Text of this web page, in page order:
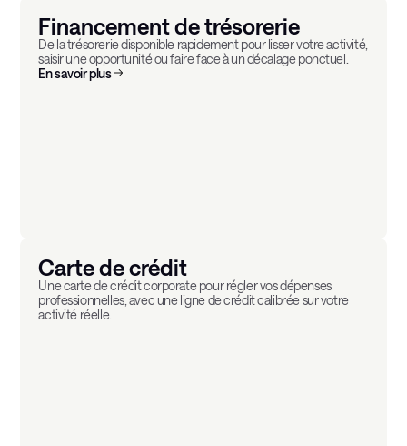
Financement de trésorerie
De la trésorerie disponible rapidement pour lisser votre activité,
saisir une opportunité ou faire face à un décalage ponctuel.
En savoir plus
Carte de crédit
Une carte de crédit corporate pour régler vos dépenses
professionnelles, avec une ligne de crédit calibrée sur votre
activité réelle.